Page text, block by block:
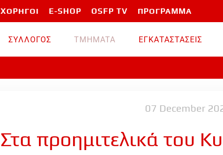
ΧΟΡΗΓΟΙ E-SHOP OSFP TV ΠΡΟΓΡΑΜΜΑ
ΣΥΛΛΟΓΟΣ TMHMATA ΕΓΚΑΤΑΣΤΑΣΕΙΣ
07 December
Στα προημιτελικά του